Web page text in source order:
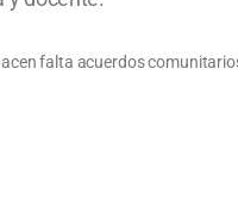
falta acuerdos